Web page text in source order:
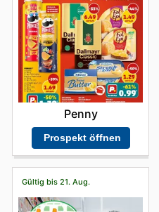
Penny
Prospekt öffnen
Gültig bis 21. Aug.